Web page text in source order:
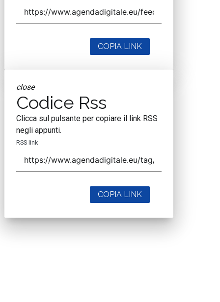
COPIA LINK
close
Codice Rss
Clicca sul pulsante per copiare il link RSS
negli appunti.
RSS link
COPIA LINK